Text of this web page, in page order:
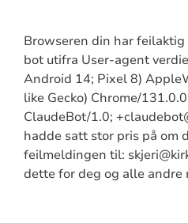
Browseren din har
bot utifra User-agent
Android 14; Pixel 8)
like Gecko) Chrome/
ClaudeBot/1.0;
hadde satt stor pris på om
feilmeldingen til:
dette for deg og alle andre